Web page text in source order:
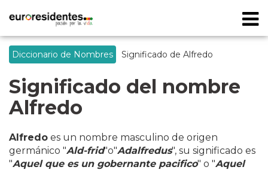
Diccionario de Nombres Significado de Alfredo
Significado del nombre
Alfredo
Alfredo es un nombre masculino de origen
germánico "Ald-frid"o"Adalfredus", su significado es
"Aquel que es un gobernante pacifico" o "Aquel